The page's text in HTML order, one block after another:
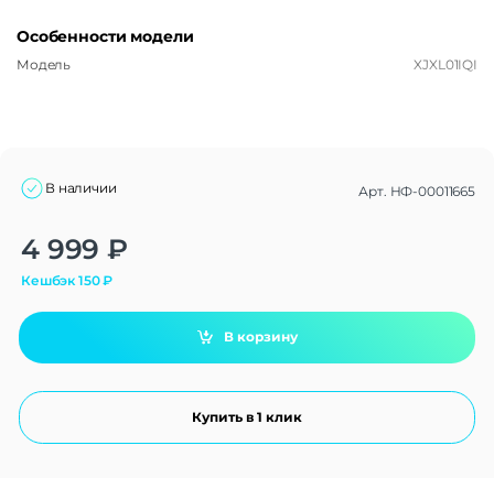
Особенности модели
Модель XJXL01IQI
В наличии Арт. НФ-00011665
4 999 ₽
Кешбэк150₽
В корзину
Купить в 1 клик
Alternative: